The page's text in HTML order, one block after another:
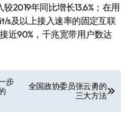
2019年同比增长13.6%；在用
s及以上接入速率的固定互联
近90%，千兆宽带用户数达
步
全国政协委员张云勇的
三大方法